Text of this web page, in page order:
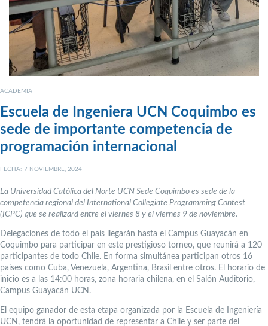
ACADEMIA
Escuela de Ingeniera UCN Coquimbo es
sede de importante competencia de
programación internacional
FECHA: 7 NOVIEMBRE, 2024
La Universidad Católica del Norte UCN Sede Coquimbo es sede de la
competencia regional del International Collegiate Programming Contest
(ICPC) que se realizará entre el viernes 8 y el viernes 9 de noviembre.
Delegaciones de todo el país llegarán hasta el Campus Guayacán en
Coquimbo para participar en este prestigioso torneo, que reunirá a 120
participantes de todo Chile. En forma simultánea participan otros 16
países como Cuba, Venezuela, Argentina, Brasil entre otros. El horario de
inicio es a las 14:00 horas, zona horaria chilena, en el Salón Auditorio,
Campus Guayacán UCN.
El equipo ganador de esta etapa organizada por la Escuela de Ingeniería
UCN, tendrá la oportunidad de representar a Chile y ser parte del